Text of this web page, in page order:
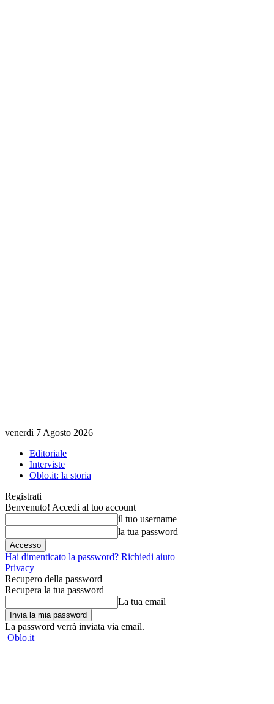
venerdì 7 Agosto 2026
Editoriale
Interviste
Oblo.it: la storia
Registrati
Benvenuto! Accedi al tuo account
il tuo username
la tua password
Hai dimenticato la password? Richiedi aiuto
Privacy
Recupero della password
Recupera la tua password
La tua email
La password verrà inviata via email.
Oblo.it